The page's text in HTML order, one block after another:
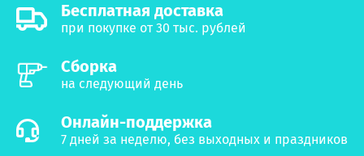
Бесплатная доставка
при покупке от 30 тыс. рублей
Сборка
на следующий день
Онлайн-поддержка
7 дней за неделю, без выходных и праздников